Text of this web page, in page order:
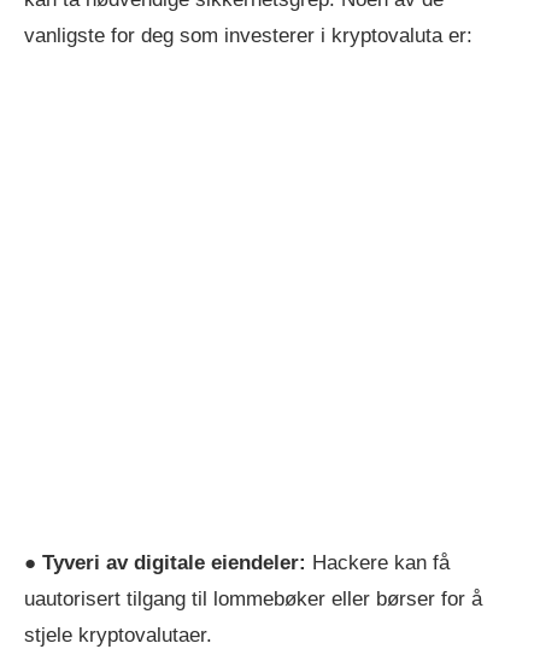
vanligste for deg som investerer i kryptovaluta er:
● Tyveri av digitale eiendeler: Hackere kan få
uautorisert tilgang til lommebøker eller børser for å
stjele kryptovalutaer.